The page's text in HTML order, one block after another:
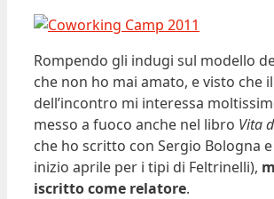
Rompendo gli indugi sul modello
che non ho mai amato, e visto che
dell’incontro mi interessa
messo a fuoco anche nel libro Vita
che ho scritto con Sergio Bologna
inizio aprile per i tipi di Feltrinelli),
iscritto come relatore.